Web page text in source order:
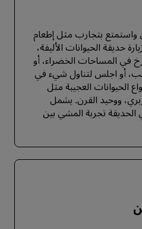
واستمتع بتجارب مثل إطعام
حديقة الحيوانات الأليفة،
في المساحات الخضراء، أو
أو اجلس لتناول شيء في
الحيوانات العجيبة مثل
ووحيد القرن. يشمل
الحديقة تجربة المشي بين